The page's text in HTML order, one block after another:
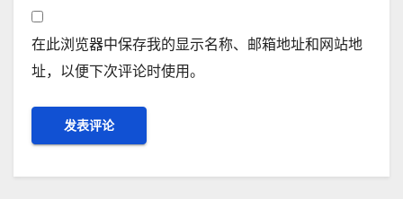
在此浏览器中保存我的显示名称、邮箱地址和网站地
址，以便下次评论时使用。